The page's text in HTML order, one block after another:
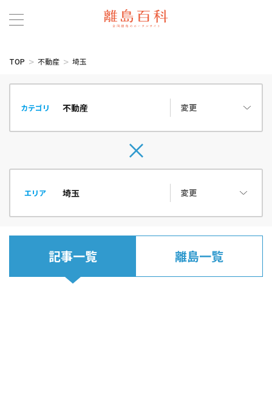
TOP 不動産 埼玉
カテゴリ 変更
エリア 変更
記事一覧 離島一覧